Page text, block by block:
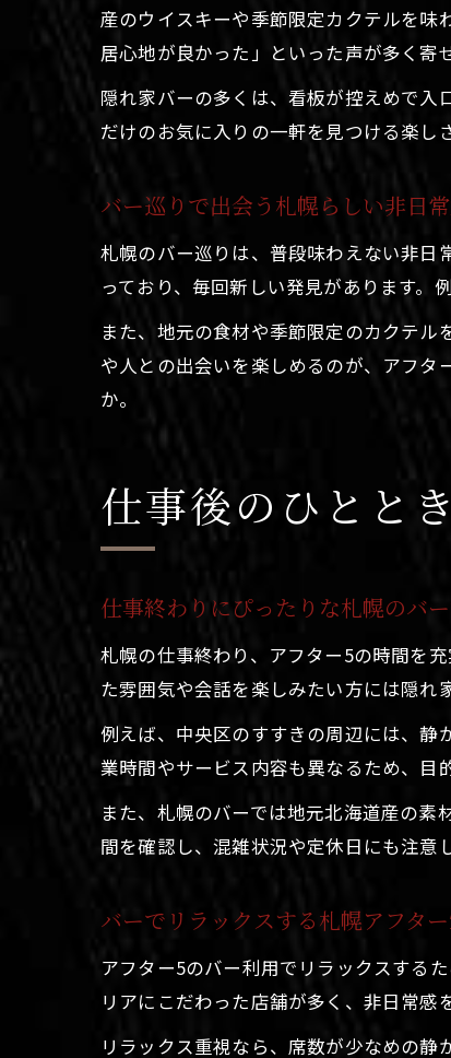
産のウイスキーや季節限定カクテルを味
居心地が良かった」といった声が多く寄
隠れ家バーの多くは、看板が控えめで入
だけのお気に入りの一軒を見つける楽し
バー巡りで出会う札幌らしい非日
札幌のバー巡りは、普段味わえない非日
っており、毎回新しい発見があります。
また、地元の食材や季節限定のカクテ
や人との出会いを楽しめるのが、アフタ
か。
仕事後のひとと
仕事終わりにぴったりな札幌のバ
札幌の仕事終わり、アフター5の時間を
た雰囲気や会話を楽しみたい方には隠れ
例えば、中央区のすすきの周辺には、静
業時間やサービス内容も異なるため、目
また、札幌のバーでは地元北海道産の
間を確認し、混雑状況や定休日にも注意
バーでリラックスする札幌アフター
アフター5のバー利用でリラックスする
リアにこだわった店舗が多く、非日常感
リラックス重視なら、席数が少なめの